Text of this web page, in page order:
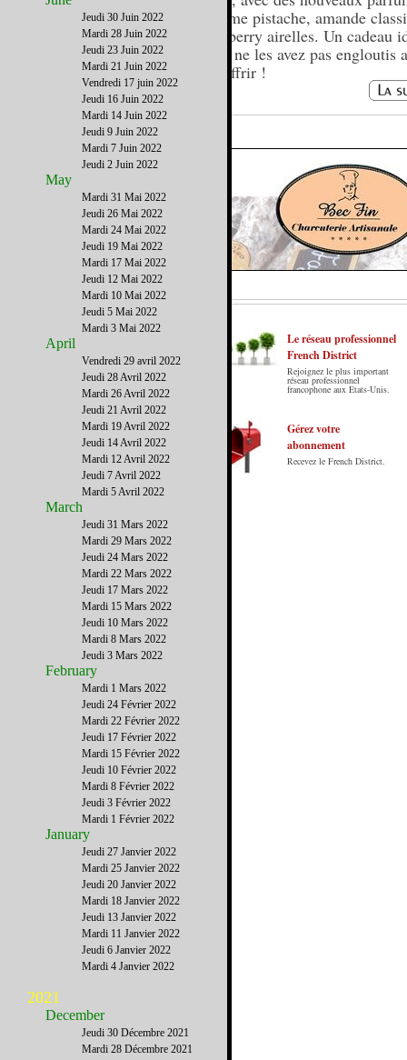
comme pistache, amande
cranberry airelles. Un cadeau
vous ne les avez pas engloutis
les offrir !
Le French District est le premier guide sur
internet en Français sur les Etats-Unis.
Notre principe : Le meilleur des Etats-Unis
par ceux qui y vivent.
Le réseau professionnel
French District
Rejoignez le plus important
réseau professionnel
francophone aux Etats-Unis.
Gérez votre
abonnement
Recevez le French District.
Jeudi 30 Juin 2022
Mardi 28 Juin 2022
Jeudi 23 Juin 2022
Mardi 21 Juin 2022
Vendredi 17 juin 2022
Jeudi 16 Juin 2022
Mardi 14 Juin 2022
Jeudi 9 Juin 2022
Mardi 7 Juin 2022
Jeudi 2 Juin 2022
May
Mardi 31 Mai 2022
Jeudi 26 Mai 2022
Mardi 24 Mai 2022
Jeudi 19 Mai 2022
Mardi 17 Mai 2022
Jeudi 12 Mai 2022
Mardi 10 Mai 2022
Jeudi 5 Mai 2022
Mardi 3 Mai 2022
April
Vendredi 29 avril 2022
Jeudi 28 Avril 2022
Mardi 26 Avril 2022
Jeudi 21 Avril 2022
Mardi 19 Avril 2022
Jeudi 14 Avril 2022
Mardi 12 Avril 2022
Jeudi 7 Avril 2022
Mardi 5 Avril 2022
March
Jeudi 31 Mars 2022
Mardi 29 Mars 2022
Jeudi 24 Mars 2022
Mardi 22 Mars 2022
Jeudi 17 Mars 2022
Mardi 15 Mars 2022
Jeudi 10 Mars 2022
Mardi 8 Mars 2022
Jeudi 3 Mars 2022
February
Mardi 1 Mars 2022
Jeudi 24 Février 2022
Mardi 22 Février 2022
Jeudi 17 Février 2022
Mardi 15 Février 2022
Jeudi 10 Février 2022
Mardi 8 Février 2022
Jeudi 3 Février 2022
Mardi 1 Février 2022
January
Jeudi 27 Janvier 2022
Mardi 25 Janvier 2022
Jeudi 20 Janvier 2022
Mardi 18 Janvier 2022
Jeudi 13 Janvier 2022
Mardi 11 Janvier 2022
Jeudi 6 Janvier 2022
Mardi 4 Janvier 2022
2021
December
Jeudi 30 Décembre 2021
Mardi 28 Décembre 2021